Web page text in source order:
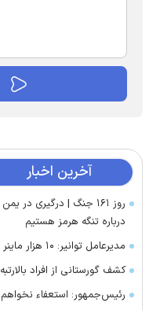
آخرین اخبار
روز ۱۶۱ جنگ | درگیری
درباره تنگه هرمز هستیم
مدیرعامل توانیر: ۱۰ هزار ماینر جمع‌آوری شد
کشف گورستانی از افراد بالارتبه
رئیس‌جمهور: استعفاء